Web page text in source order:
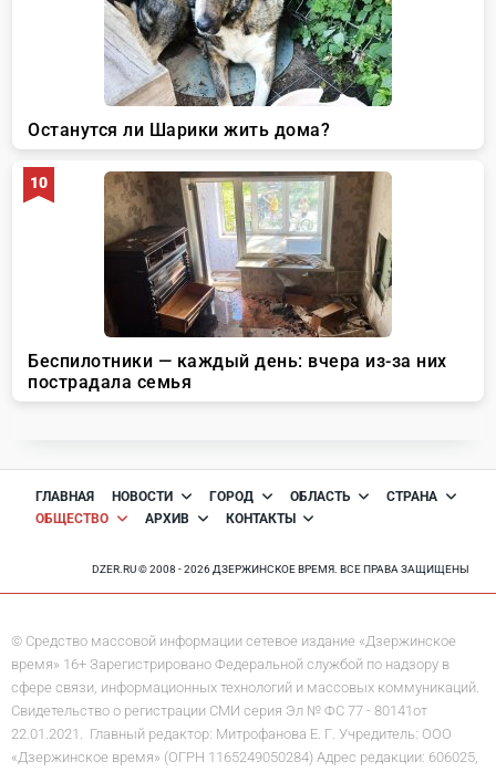
ГЛАВНАЯ НОВОСТИ ГОРОД ОБЛАСТЬ
СТРАНА
ОБЩЕСТВО
АРХИВ КОНТАКТЫ
DZER.RU © 2008 - 2026 ДЗЕРЖИНСКОЕ ВРЕМЯ. ВСЕ ПРАВА ЗАЩИЩЕНЫ
© Средство массовой информации сетевое издание «Дзержинское
время» 16+ Зарегистрировано Федеральной службой по надзору в
сфере связи, информационных технологий и массовых коммуникаций.
Свидетельство о регистрации СМИ серия Эл № ФС 77 - 80141от
22.01.2021. Главный редактор: Митрофанова Е. Г. Учредитель: ООО
«Дзержинское время» (ОГРН 1165249050284) Адрес редакции: 606025,